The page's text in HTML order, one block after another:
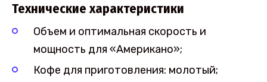
Технические характеристики
Объем и оптимальная скорость и
мощность для «Американо»;
Кофе для приготовления: молотый;